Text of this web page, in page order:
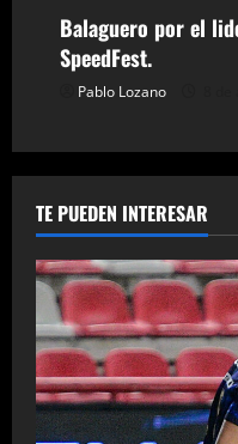
Balaguero por el
SpeedFest.
Pablo Lozano
TE PUEDEN INTERESAR